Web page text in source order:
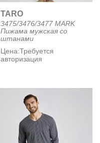
TARO
3475/3476/3477 MARK
Пижама мужская со
штанами
Цена:Требуется
авторизация